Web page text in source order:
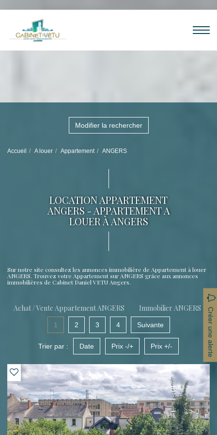
Modifier la rechercher
Accueil A louer Appartement ANGERS
LOCATION APPARTEMENT
ANGERS - APPARTEMENT A
LOUER À ANGERS
Sur notre site consultez les annonces immobilière de Appartement à louer
ANGERS. Trouvez votre Appartement sur ANGERS grâce aux annonces
immobilières de Cabinet Daniel VETU Angers.
Achat / Vente Appartement ANGERS Immobilier ANGERS Créer une alerte
1 2 3 4 Suivante
Trier par : Date Prix -/+ Prix +/-